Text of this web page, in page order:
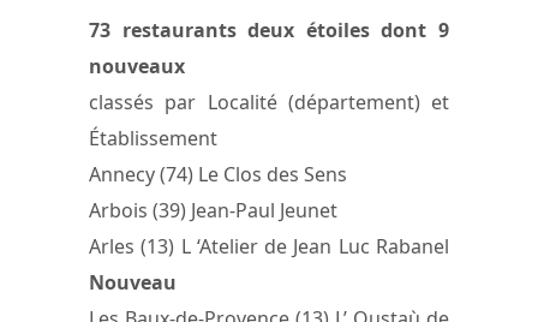
73 restaurants deux étoiles dont 9
nouveaux
classés par Localité (département) et
Établissement
Annecy (74) Le Clos des Sens
Arbois (39) Jean-Paul Jeunet
Arles (13) L ‘Atelier de Jean Luc Rabanel
Nouveau